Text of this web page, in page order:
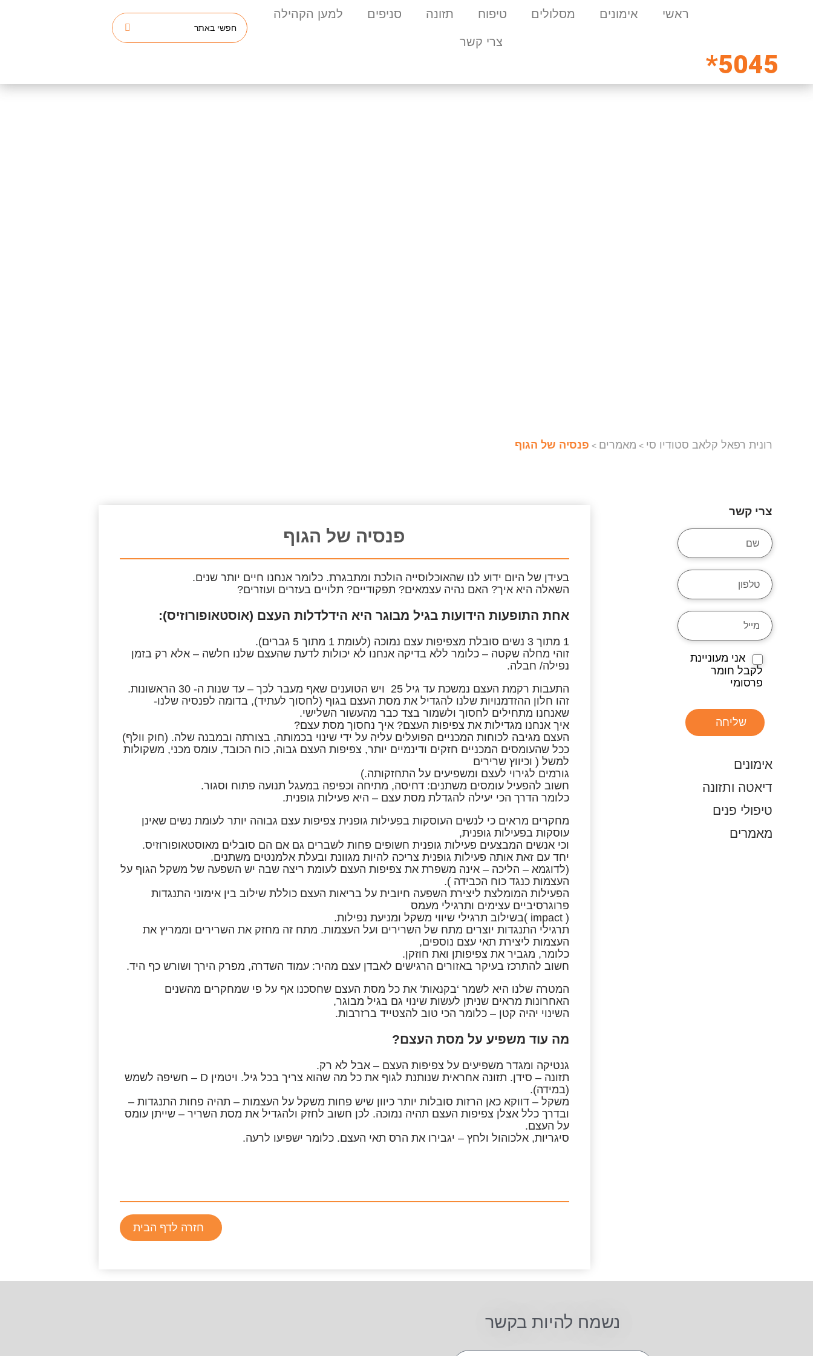
ראשי אימונים מסלולים טיפוח תזונה סניפים למען הקהילה
צרי קשר
5045*
רונית רפאל קלאב סטודיו סי > מאמרים > פנסיה של הגוף
צרי קשר
אני מעוניינת
לקבל חומר
פרסומי
שליחה
אימונים
דיאטה ותזונה
טיפולי פנים
מאמרים
פנסיה של הגוף
בעידן של היום ידוע לנו שהאוכלוסייה הולכת ומתבגרת.כלומר אנחנו חיים יותר שנים.
השאלה היא איך? האם נהיה עצמאים? תפקודיים? תלויים בעזרים ועוזרים?
אחת התופעות הידועות בגיל מבוגר היא הידלדלות העצם (אוסטאופורוזיס):
1 מתוך 3 נשים סובלת מצפיפות עצם נמוכה (לעומת 1 מתוך 5 גברים).
זוהי מחלה שקטה – כלומר ללא בדיקה אנחנו לא יכולות לדעת שהעצם שלנו חלשה – אלא רק בזמן
נפילה/ חבלה.
התעבות רקמת העצם נמשכת עד גיל 25 ויש הטוענים שאף מעבר לכך – עד שנות ה- 30 הראשונות.
זהו חלון ההזדמנויות שלנו להגדיל את מסת העצם בגוף (לחסוך לעתיד), בדומה לפנסיה שלנו-
שאנחנו מתחילים לחסוך ולשמור בצד כבר מהעשור השלישי.
איך אנחנו מגדילות את צפיפות העצם? איך נחסוך מסת עצם?
העצם מגיבה לכוחות המכניים הפועלים עליה על ידי שינוי בכמותה, בצורתה ובמבנה שלה. (חוק וולף)
ככל שהעומסים המכניים חזקים ודינמיים יותר, צפיפות העצם גבוה, כוח הכובד, עומס מכני, משקולות
למשל ( וכיווץ שרירים
גורמים לגירוי לעצם ומשפיעים על התחזקותה.)
חשוב להפעיל עומסים משתנים: דחיסה, מתיחה וכפיפה במעגל תנועה פתוח וסגור.
כלומר הדרך הכי יעילה להגדלת מסת עצם – היא פעילות גופנית.
מחקרים מראים כי לנשים העוסקות בפעילות גופנית צפיפות עצם גבוהה יותר לעומת נשים שאינן
עוסקות בפעילות גופנית,
וכי אנשים המבצעים פעילות גופנית חשופים פחות לשברים גם אם הם סובלים מאוסטאופורוזיס.
יחד עם זאת אותה פעילות גופנית צריכה להיות מגוונת ובעלת אלמנטים משתנים.
(לדוגמא – הליכה – אינה משפרת את צפיפות העצם לעומת ריצה שבה יש השפעה של משקל הגוף על
העצמות כנגד כוח הכבידה ).
הפעילות המומלצת ליצירת השפעה חיובית על בריאות העצם כוללת שילוב בין אימוני התנגדות
פרוגרסיביים עצימים ותרגילי מעמס
( impact )בשילוב תרגילי שיווי משקל ומניעת נפילות.
תרגילי התנגדות יוצרים מתח של השרירים ועל העצמות. מתח זה מחזק את השרירים וממריץ את
העצמות ליצירת תאי עצם נוספים,
כלומר, מגביר את צפיפותן ואת חוזקן.
חשוב להתרכז בעיקר באזורים הרגישים לאבדן עצם מהיר: עמוד השדרה, מפרק הירך ושורש כף היד.
המטרה שלנו היא לשמר ‘בקנאות’ את כל מסת העצם שחסכנו אף על פי שמחקרים מהשנים
האחרונות מראים שניתן לעשות שינוי גם בגיל מבוגר,
השינוי יהיה קטן – כלומר הכי טוב להצטייד ברזרבות.
מה עוד משפיע על מסת העצם?
גנטיקה ומגדר משפיעים על צפיפות העצם – אבל לא רק.
תזונה – סידן. תזונה אחראית שנותנת לגוף את כל מה שהוא צריך בכל גיל. ויטמין D – חשיפה לשמש
(במידה).
משקל – דווקא כאן הרזות סובלות יותר כיוון שיש פחות משקל על העצמות – תהיה פחות התנגדות –
ובדרך כלל אצלן צפיפות העצם תהיה נמוכה. לכן חשוב לחזק ולהגדיל את מסת השריר – שייתן עומס
על העצם.
סיגריות, אלכוהול ולחץ – יגבירו את הרס תאי העצם. כלומר ישפיעו לרעה.
חזרה לדף הבית
נשמח להיות בקשר